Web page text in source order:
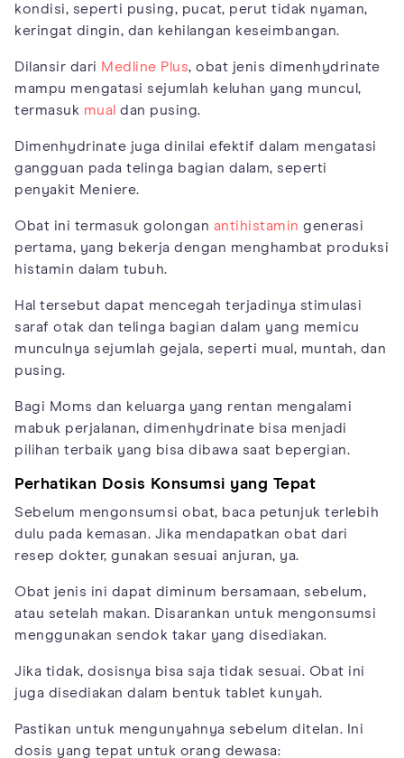
kondisi, seperti pusing, pucat, perut tidak nyaman,
keringat dingin, dan kehilangan keseimbangan.
Dilansir dari Medline Plus, obat jenis dimenhydrinate
mampu mengatasi sejumlah keluhan yang muncul,
termasuk mual dan pusing.
Dimenhydrinate juga dinilai efektif dalam mengatasi
gangguan pada telinga bagian dalam, seperti
penyakit Meniere.
Obat ini termasuk golongan antihistamin generasi
pertama, yang bekerja dengan menghambat produksi
histamin dalam tubuh.
Hal tersebut dapat mencegah terjadinya stimulasi
saraf otak dan telinga bagian dalam yang memicu
munculnya sejumlah gejala, seperti mual, muntah, dan
pusing.
Bagi Moms dan keluarga yang rentan mengalami
mabuk perjalanan, dimenhydrinate bisa menjadi
pilihan terbaik yang bisa dibawa saat bepergian.
Perhatikan Dosis Konsumsi yang Tepat
Sebelum mengonsumsi obat, baca petunjuk terlebih
dulu pada kemasan. Jika mendapatkan obat dari
resep dokter, gunakan sesuai anjuran, ya.
Obat jenis ini dapat diminum bersamaan, sebelum,
atau setelah makan. Disarankan untuk mengonsumsi
menggunakan sendok takar yang disediakan.
Jika tidak, dosisnya bisa saja tidak sesuai. Obat ini
juga disediakan dalam bentuk tablet kunyah.
Pastikan untuk mengunyahnya sebelum ditelan. Ini
dosis yang tepat untuk orang dewasa: